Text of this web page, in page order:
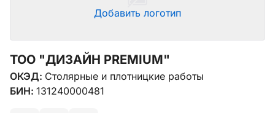
Добавить логотип
ТОО "ДИЗАЙН PREMIUM"
ОКЭД: Столярные и плотницкие работы
БИН: 131240000481